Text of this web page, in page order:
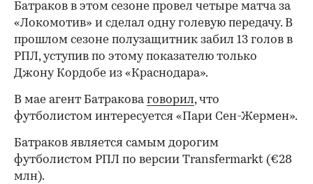
Батраков в этом сезоне провел четыре матча за
«Локомотив» и сделал одну голевую передачу. В
прошлом сезоне полузащитник забил 13 голов в
РПЛ, уступив по этому показателю только
Джону Кордобе из «Краснодара».
В мае агент Батраковаговорил, что
футболистом интересуется «Пари Сен-Жермен».
Батраков является самым дорогим
футболистом РПЛ по версии Transfermarkt (€28
млн).